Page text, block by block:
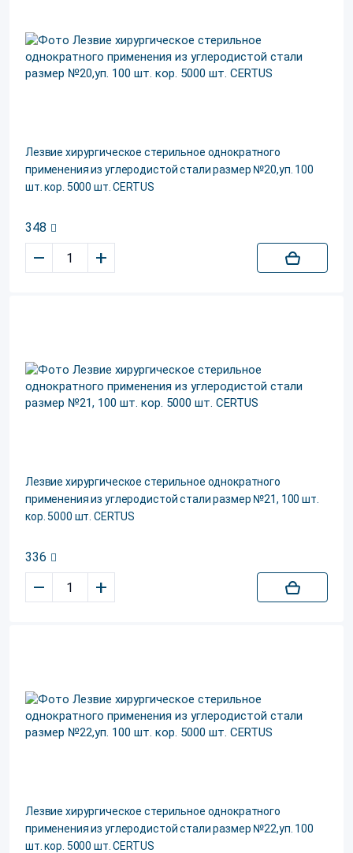
Лезвие хирургическое стерильное однократного
применения из углеродистой стали размер №20,уп. 100
шт. кор. 5000 шт. CERTUS
348
– +
Лезвие хирургическое стерильное однократного
применения из углеродистой стали размер №21, 100 шт.
кор. 5000 шт. CERTUS
336
– +
Лезвие хирургическое стерильное однократного
применения из углеродистой стали размер №22,уп. 100
шт. кор. 5000 шт. CERTUS